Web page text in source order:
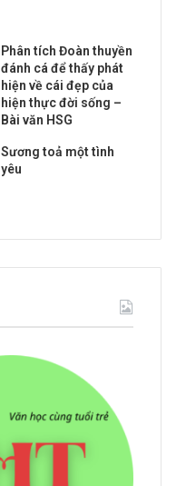
Phân tích Đoàn thuyền
đánh cá để thấy phát
hiện về cái đẹp của
hiện thực đời sống –
Bài văn HSG
Sương toả một tình
yêu